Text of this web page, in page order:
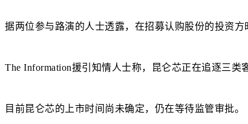
据两位参与路演的人士透露，在招募认购股份的投资方
The Information援引知情人士称，昆仑芯正在追逐三
目前昆仑芯的上市时间尚未确定，仍在等待监管审批。